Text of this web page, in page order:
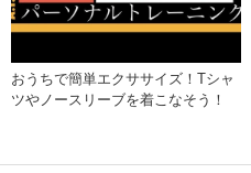
おうちで簡単エクササイズ！Tシャ
ツやノースリーブを着こなそう！